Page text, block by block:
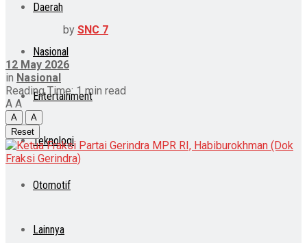
Daerah
Nasional
Entertainment
Teknologi
Otomotif
Lainnya
by SNC 7
12 May 2026
in Nasional
Reading Time: 1 min read
A A
A
A
Reset